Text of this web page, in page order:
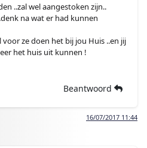
..zal wel aangestoken zijn..
na wat er had kunnen
ze doen het bij jou Huis ..en jij
het huis uit kunnen !
Beantwoord
16/07/2017 11:44